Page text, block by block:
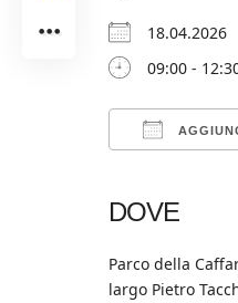
18.04.2026
09:00 -
DOVE
Parco della
largo Pietro